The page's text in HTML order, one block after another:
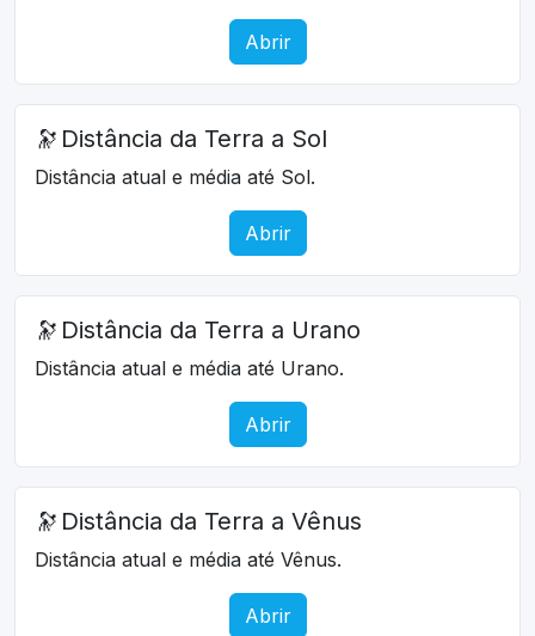
Abrir
🔭 Distância da Terra a Sol
Distância atual e média até Sol.
Abrir
🔭 Distância da Terra a Urano
Distância atual e média até Urano.
Abrir
🔭 Distância da Terra a Vênus
Distância atual e média até Vênus.
Abrir